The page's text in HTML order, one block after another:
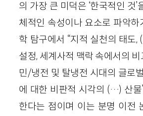
의 가장 큰 미덕은 ‘한국적인 것
체적인 속성이나 요소로 파악하
학 탐구에서 “지적 실천의 태도
설정, 세계사적 맥락 속에서의 비
민/냉전 및 탈냉전 시대의 글로
에 대한 비판적 시각의 (…) 산물
한다는 점이며 이는 분명 이전